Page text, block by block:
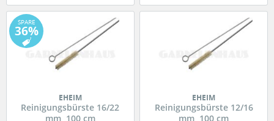
SPARE
36%
EHEIM
Reinigungsbürste 16/22
mm, 100 cm
EHEIM
Reinigungsbürste 12/16
mm, 100 cm